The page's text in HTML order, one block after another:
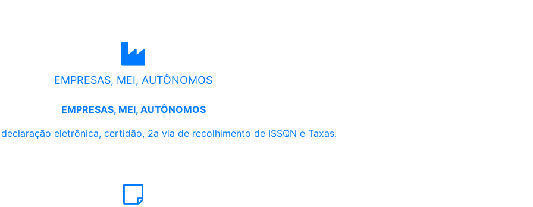
EMPRESAS, MEI, AUTÔNOMOS
EMPRESAS, MEI, AUTÔNOMOS
eletrônica, certidão, 2a via de recolhimento de ISSQN e Taxas.